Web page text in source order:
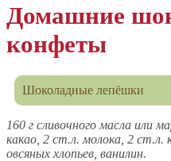
Домашние
конфеты
Шоколадные лепёшки
160 г сливочного масла или
какао, 2 ст.л. молока, 2 ст.л.
овсяных хлопьев, ванилин.